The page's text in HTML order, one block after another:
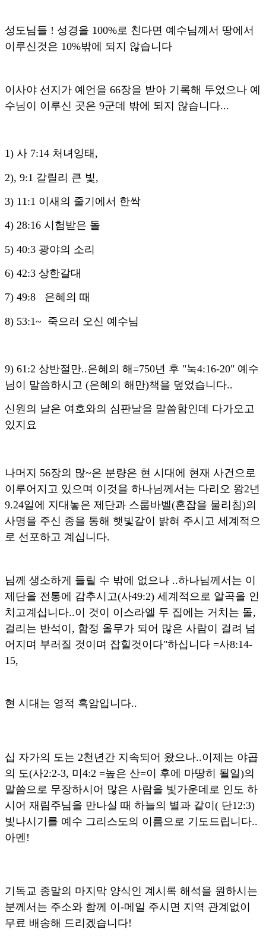
성도님들 ! 성경을 100%로 친다면 예수님께서 땅에서
이루신것은 10%밖에 되지 않습니다
이사야 선지가 예언을 66장을 받아 기록해 두었으나 예
수님이 이루신 곳은 9군데 밖에 되지 않습니다...
1) 사 7:14 처녀잉태,
2), 9:1 갈릴리 큰 빛,
3) 11:1 이새의 줄기에서 한싹
4) 28:16 시험받은 돌
5) 40:3 광야의 소리
6) 42:3 상한갈대
7) 49:8 은혜의 때
8) 53:1~ 죽으러 오신 예수님
9) 61:2 상반절만..은혜의 해=750년 후 "눅4:16-20" 예수
님이 말씀하시고 (은혜의 해만)책을 덮었습니다..
신원의 날은 여호와의 심판날을 말씀함인데 다가오고
있지요
나머지 56장의 많~은 분량은 현 시대에 현재 사건으로
이루어지고 있으며 이것을 하나님께서는 다리오 왕2년
9.24일에 지대놓은 제단과 스룹바벨(혼잡을 물리침)의
사명을 주신 종을 통해 햇빛같이 밝혀 주시고 세계적으
로 선포하고 계십니다.
님께 생소하게 들릴 수 밖에 없으나 ..하나님께서는 이
제단을 전통에 감추시고(사49:2) 세계적으로 알곡을 인
치고계십니다..이 것이 이스라엘 두 집에는 거치는 돌,
걸리는 반석이, 함정 올무가 되어 많은 사람이 걸려 넘
어지며 부러질 것이며 잡힐것이다"하십니다 =사8:14-
15,
현 시대는 영적 흑암입니다..
십 자가의 도는 2천년간 지속되어 왔으나..이제는 야곱
의 도(사2:2-3, 미4:2 =높은 산=이 후에 마땅히 될일)의
말씀으로 무장하시어 많은 사람을 빛가운데로 인도 하
시어 재림주님을 만나실 때 하늘의 별과 같이( 단12:3)
빛나시기를 예수 그리스도의 이름으로 기도드립니다..
아멘!
기독교 종말의 마지막 양식인 계시록 해석을 원하시는
분께서는 주소와 함께 이-메일 주시면 지역 관계없이
무료 배송해 드리겠습니다!